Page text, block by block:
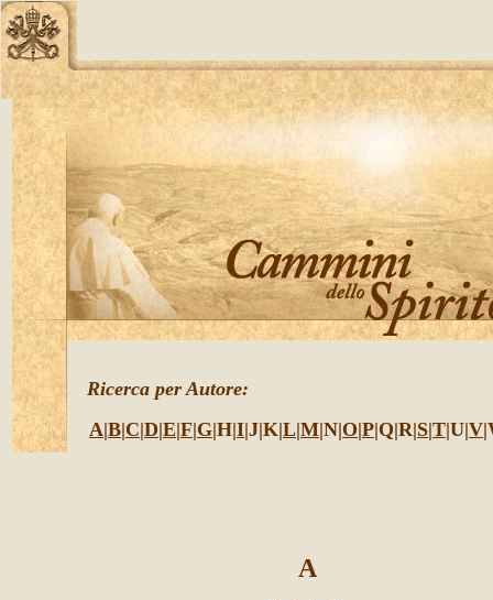
Ricerca per Autore:
A|B|C|D|E|F|G|H|I|J|K|L|M|N|O|P|Q|R|S|T|U|V
A